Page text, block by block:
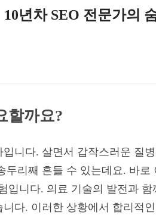
년차 SEO 전문가의
할까요?
니다. 살면서 갑작스러운 질
두리째 흔들 수 있는데요. 바
입니다. 의료 기술의 발전과
다. 이러한 상황에서 합리적